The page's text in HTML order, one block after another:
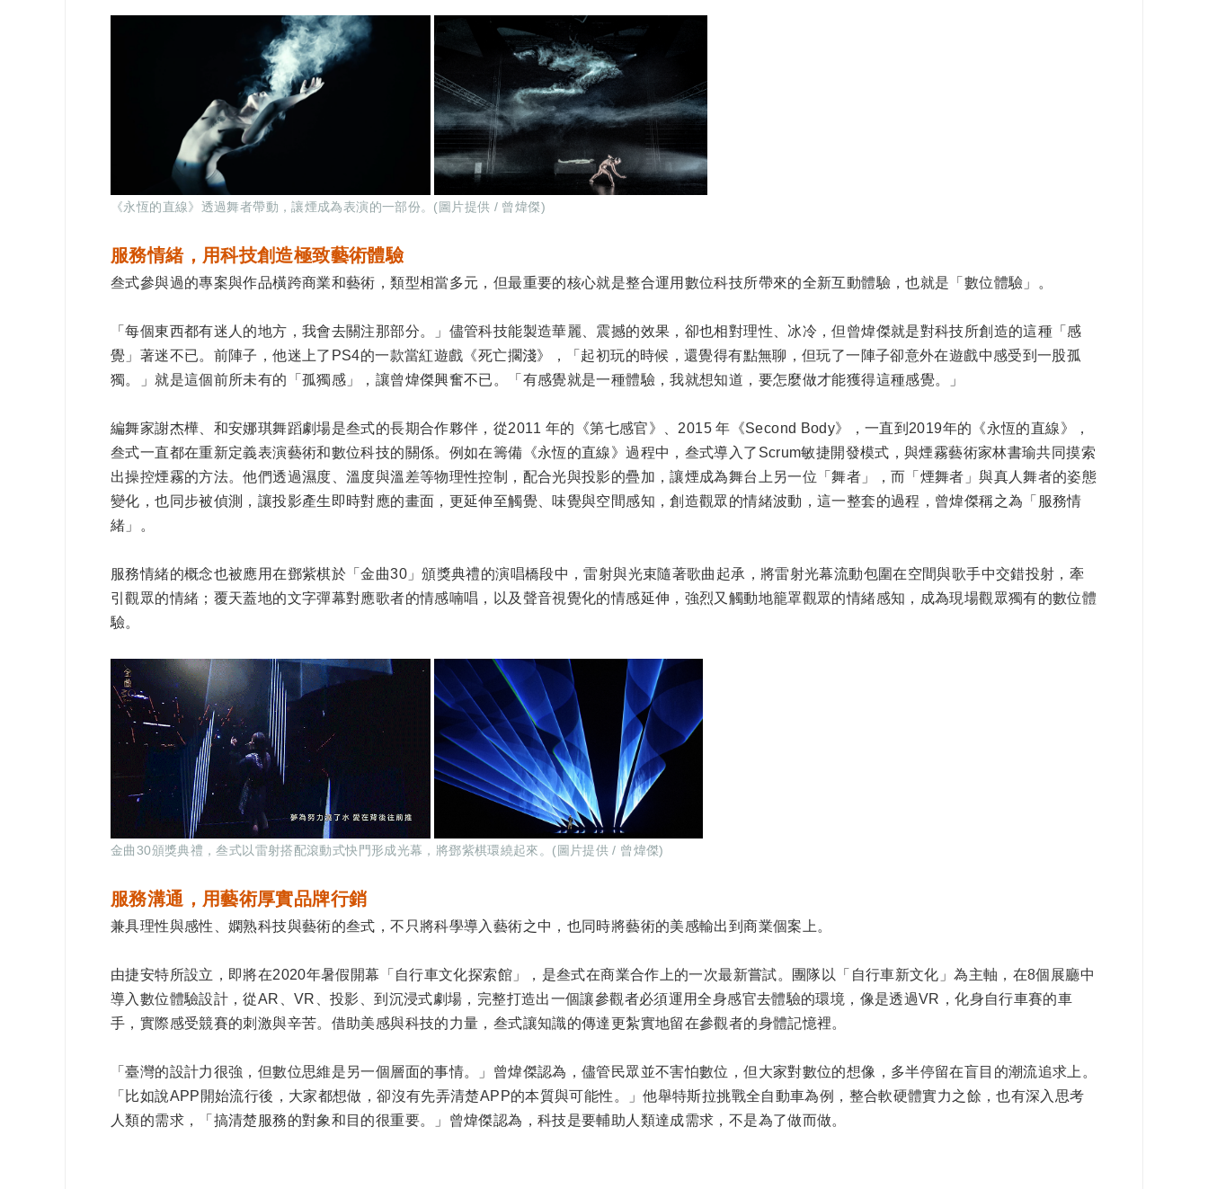
《永恆的直線》透過舞者帶動，讓煙成為表演的一部份。(圖片提供 / 曾煒傑)
服務情緒，用科技創造極致藝術體驗
叁式參與過的專案與作品橫跨商業和藝術，類型相當多元，但最重要的核心就是整合運用數位科技所帶來的全新互動體驗，也就是「數位體驗」。
「每個東西都有迷人的地方，我會去關注那部分。」儘管科技能製造華麗、震撼的效果，卻也相對理性、冰冷，但曾煒傑就是對科技所創造的這種「感
覺」著迷不已。前陣子，他迷上了PS4的一款當紅遊戲《死亡擱淺》，「起初玩的時候，還覺得有點無聊，但玩了一陣子卻意外在遊戲中感受到一股孤
獨。」就是這個前所未有的「孤獨感」，讓曾煒傑興奮不已。「有感覺就是一種體驗，我就想知道，要怎麼做才能獲得這種感覺。」
編舞家謝杰樺、和安娜琪舞蹈劇場是叁式的長期合作夥伴，從2011 年的《第七感官》、2015 年《Second Body》，一直到2019年的《永恆的直線》，
叁式一直都在重新定義表演藝術和數位科技的關係。例如在籌備《永恆的直線》過程中，叁式導入了Scrum敏捷開發模式，與煙霧藝術家林書瑜共同摸索
出操控煙霧的方法。他們透過濕度、溫度與溫差等物理性控制，配合光與投影的疊加，讓煙成為舞台上另一位「舞者」，而「煙舞者」與真人舞者的姿態
變化，也同步被偵測，讓投影產生即時對應的畫面，更延伸至觸覺、味覺與空間感知，創造觀眾的情緒波動，這一整套的過程，曾煒傑稱之為「服務情
緒」。
服務情緒的概念也被應用在鄧紫棋於「金曲30」頒獎典禮的演唱橋段中，雷射與光束隨著歌曲起承，將雷射光幕流動包圍在空間與歌手中交錯投射，牽
引觀眾的情緒；覆天蓋地的文字彈幕對應歌者的情感喃唱，以及聲音視覺化的情感延伸，強烈又觸動地籠罩觀眾的情緒感知，成為現場觀眾獨有的數位體
驗。
金曲30頒獎典禮，叁式以雷射搭配滾動式快門形成光幕，將鄧紫棋環繞起來。(圖片提供 / 曾煒傑)
服務溝通，用藝術厚實品牌行銷
兼具理性與感性、嫻熟科技與藝術的叁式，不只將科學導入藝術之中，也同時將藝術的美感輸出到商業個案上。
由捷安特所設立，即將在2020年暑假開幕「自行車文化探索館」，是叁式在商業合作上的一次最新嘗試。團隊以「自行車新文化」為主軸，在8個展廳中
導入數位體驗設計，從AR、VR、投影、到沉浸式劇場，完整打造出一個讓參觀者必須運用全身感官去體驗的環境，像是透過VR，化身自行車賽的車
手，實際感受競賽的刺激與辛苦。借助美感與科技的力量，叁式讓知識的傳達更紮實地留在參觀者的身體記憶裡。
「臺灣的設計力很強，但數位思維是另一個層面的事情。」曾煒傑認為，儘管民眾並不害怕數位，但大家對數位的想像，多半停留在盲目的潮流追求上。
「比如說APP開始流行後，大家都想做，卻沒有先弄清楚APP的本質與可能性。」他舉特斯拉挑戰全自動車為例，整合軟硬體實力之餘，也有深入思考
人類的需求，「搞清楚服務的對象和目的很重要。」曾煒傑認為，科技是要輔助人類達成需求，不是為了做而做。